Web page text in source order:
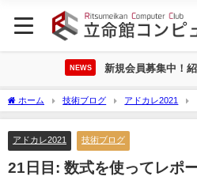
NEWS 新規会員募集中！
ホーム 技術ブログ アドカレ2021
てみよう
アドカレ2021 技術ブログ
21日目: 数式を使ってレポ